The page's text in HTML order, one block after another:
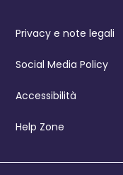
Privacy e note legali
Social Media Policy
Accessibilità
Help Zone